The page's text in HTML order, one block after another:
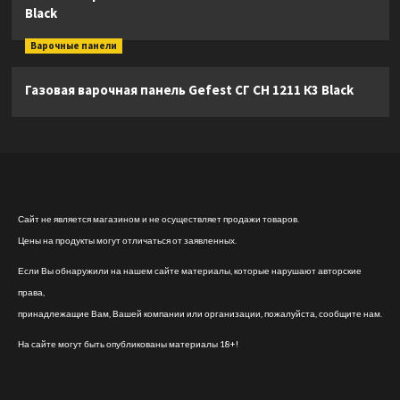
Black
Варочные панели
Газовая варочная панель Gefest СГ СН 1211 К3 Black
Сайт не является магазином и не осуществляет продажи товаров.
Цены на продукты могут отличаться от заявленных.
Если Вы обнаружили на нашем сайте материалы, которые нарушают авторские
права,
принадлежащие Вам, Вашей компании или организации, пожалуйста, сообщите нам.
На сайте могут быть опубликованы материалы 18+!